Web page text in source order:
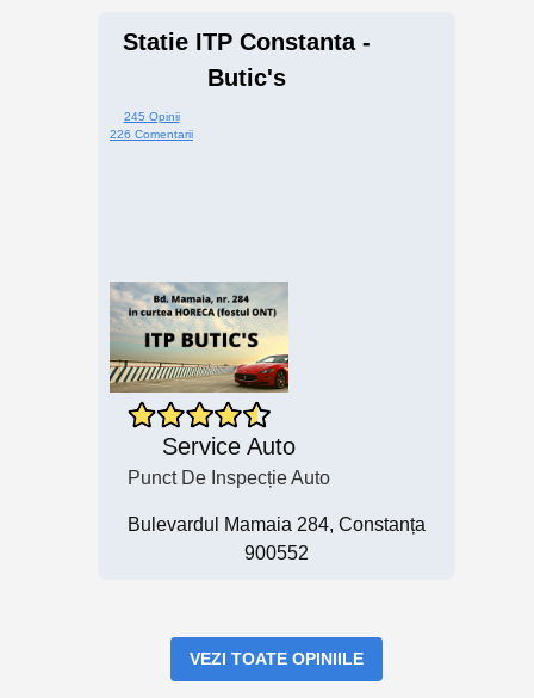
Statie ITP Constanta -
Butic's
245 Opinii
226 Comentarii
Service Auto
Punct De Inspecție Auto
Bulevardul Mamaia 284, Constanța
900552
VEZI TOATE OPINIILE